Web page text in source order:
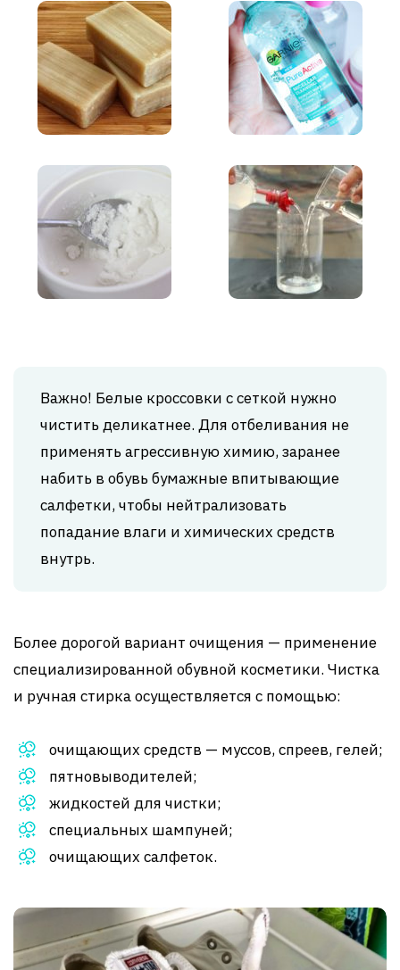
Важно! Белые кроссовки с сеткой нужно
чистить деликатнее. Для отбеливания не
применять агрессивную химию, заранее
набить в обувь бумажные впитывающие
салфетки, чтобы нейтрализовать
попадание влаги и химических средств
внутрь.
Более дорогой вариант очищения — применение
специализированной обувной косметики. Чистка
и ручная стирка осуществляется с помощью:
очищающих средств — муссов, спреев, гелей;
пятновыводителей;
жидкостей для чистки;
специальных шампуней;
очищающих салфеток.